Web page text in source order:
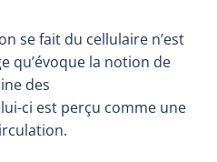
se fait du cellulaire n’est
qu’évoque la notion de
des
ci est perçu comme une